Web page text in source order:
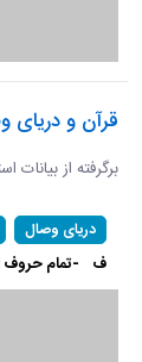
قرآن و
برگرفته از بیانات
دریای وصال
ف -تمام حروف